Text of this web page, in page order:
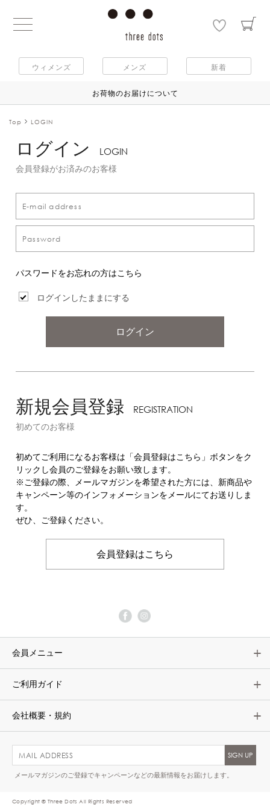
ウィメンズ メンズ 新着
お荷物のお届けについて
Top LOGIN
ログイン LOGIN
会員登録がお済みのお客様
パスワードをお忘れの方はこちら
ログインしたままにする
ログイン
新規会員登録 REGISTRATION
初めてのお客様
初めてご利用になるお客様は「会員登録はこちら」ボタンをク
リックし会員のご登録をお願い致します。
※ご登録の際、メールマガジンを希望された方には、新商品や
キャンペーン等のインフォメーションをメールにてお送りしま
す。
ぜひ、ご登録ください。
会員登録はこちら
会員メニュー
ご利用ガイド
会社概要・規約
メールマガジンのご登録でキャンペーンなどの最新情報をお届けします。
Copyright © Three Dots All Rights Reserved